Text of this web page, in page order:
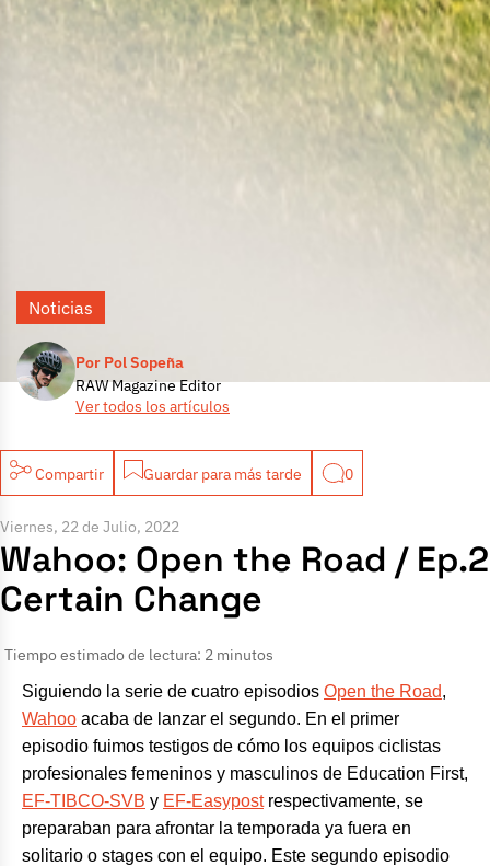
Por Pol Sopeña
RAW Magazine Editor
Ver todos los artículos
Noticias
Compartir Guardar para más tarde 0
Viernes, 22 de Julio, 2022
Wahoo: Open the Road / Ep.2
Certain Change
Tiempo estimado de lectura: 2 minutos
Siguiendo la serie de cuatro episodios Open the Road,
Wahoo acaba de lanzar el segundo. En el primer
episodio fuimos testigos de cómo los equipos ciclistas
profesionales femeninos y masculinos de Education First,
EF-TIBCO-SVB y EF-Easypostrespectivamente, se
preparaban para afrontar la temporada ya fuera en
solitario o stages con el equipo. Este segundo episodio